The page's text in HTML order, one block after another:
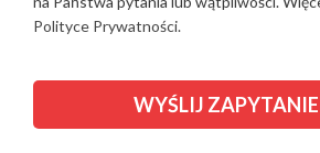
Polityce Prywatności.